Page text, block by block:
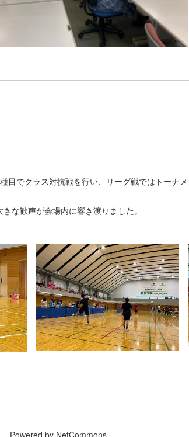
目でクラス対抗戦を行い、リーグ戦ではトーナ
な歓声が会場内に響き渡りました。